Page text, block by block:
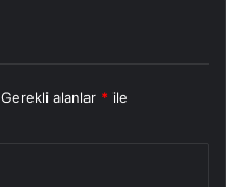
Gerekli alanlar * ile